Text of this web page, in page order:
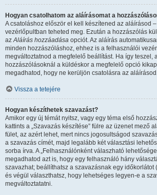
Hogyan csatolhatom az aláírásomat a
A csatoláshoz először el kell készítened az aláírásod
vezérlőpultban teheted meg. Ezután a hozzászólás
azAláírás hozzáadása opciót. Az aláírás
minden hozzászóláshoz, ehhez is a felhasználói
megváltoztatnod a megfelelő beállítást. Ha így teszel,
hozzászólásoknál a küldéskor a megfelelő opció
megadhatod, hogy ne kerüljön csatolásra az
Vissza a tetejére
Hogyan készíthetek szavazást?
Amikor egy új témát nyitsz, vagy egy téma első
kattints a „Szavazás készítése” fülre az üzenet mező
fület, az azért lehet, mert nincs jogosultságod
a szavazás címét, majd legalább két választási
sorba írva. A „Felhasználónként válaszható
megadhatod azt is, hogy egy felhasználó hány
szavazhat; beállíthatsz a szavazásnak egy időkorlátot
és végül választhatsz, hogy lehetséges legyen-e a
megváltoztatatni.